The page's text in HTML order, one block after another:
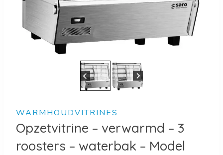
WARMHOUDVITRINES
Opzetvitrine – verwarmd – 3
roosters – waterbak – Model